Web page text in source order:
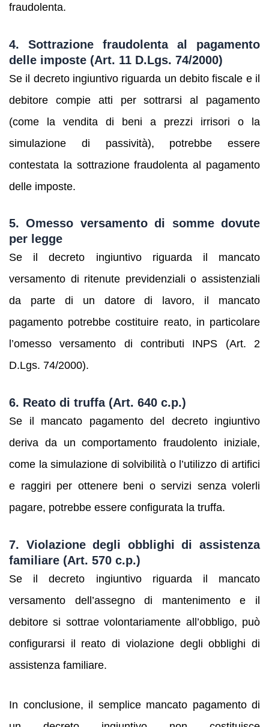
fraudolenta.
4. Sottrazione fraudolenta al pagamento
delle imposte (Art. 11 D.Lgs. 74/2000)
Se il decreto ingiuntivo riguarda un debito fiscale e il
debitore compie atti per sottrarsi al pagamento
(come la vendita di beni a prezzi irrisori o la
simulazione di passività), potrebbe essere
contestata la sottrazione fraudolenta al pagamento
delle imposte.
5. Omesso versamento di somme dovute
per legge
Se il decreto ingiuntivo riguarda il mancato
versamento di ritenute previdenziali o assistenziali
da parte di un datore di lavoro, il mancato
pagamento potrebbe costituire reato, in particolare
l’omesso versamento di contributi INPS (Art. 2
D.Lgs. 74/2000).
6. Reato di truffa (Art. 640 c.p.)
Se il mancato pagamento del decreto ingiuntivo
deriva da un comportamento fraudolento iniziale,
come la simulazione di solvibilità o l’utilizzo di artifici
e raggiri per ottenere beni o servizi senza volerli
pagare, potrebbe essere configurata la truffa.
7. Violazione degli obblighi di assistenza
familiare (Art. 570 c.p.)
Se il decreto ingiuntivo riguarda il mancato
versamento dell’assegno di mantenimento e il
debitore si sottrae volontariamente all’obbligo, può
configurarsi il reato di violazione degli obblighi di
assistenza familiare.
In conclusione, il semplice mancato pagamento di